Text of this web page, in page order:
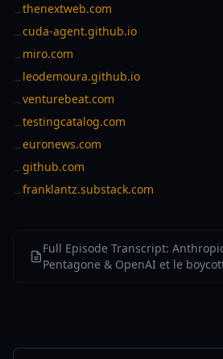
→thenextweb.com
→cuda-agent.github.io
→ miro.com
→ leodemoura.github.io
→venturebeat.com
→testingcatalog.com
→euronews.com
→github.com
→franklantz.substack.com
Full Episode Transcript:
Pentagone & OpenAI et le